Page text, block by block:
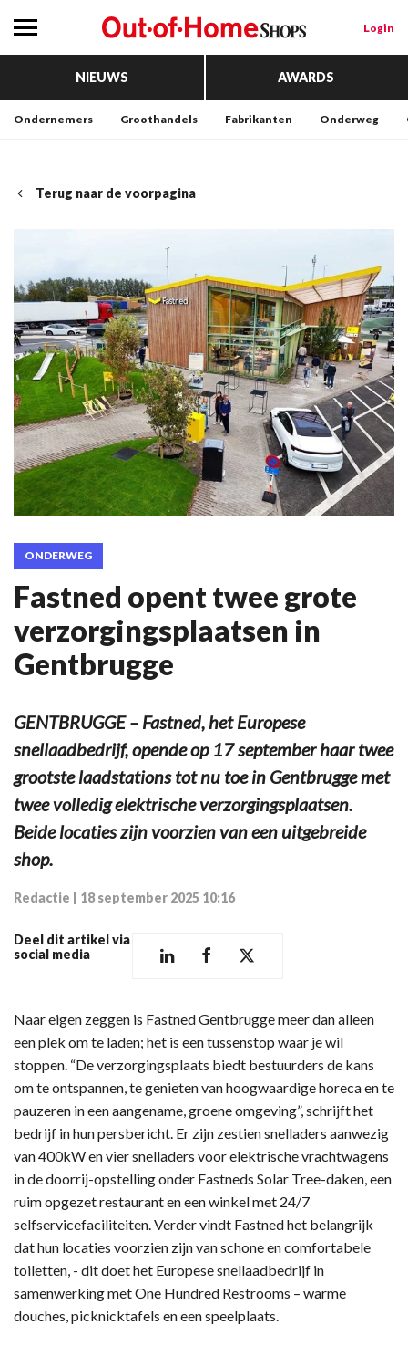
Login
NIEUWS AWARDS
Ondernemers Groothandels Fabrikanten Onderweg
Terug naar de voorpagina
ONDERWEG
Fastned opent twee grote
verzorgingsplaatsen in
Gentbrugge
GENTBRUGGE – Fastned, het Europese
snellaadbedrijf, opende op 17 september haar twee
grootste laadstations tot nu toe in Gentbrugge met
twee volledig elektrische verzorgingsplaatsen.
Beide locaties zijn voorzien van een uitgebreide
shop.
Redactie 18 september 2025 10:16
Deel dit artikel via
social media
Naar eigen zeggen is Fastned Gentbrugge meer dan alleen
een plek om te laden; het is een tussenstop waar je wil
stoppen. “De verzorgingsplaats biedt bestuurders de kans
om te ontspannen, te genieten van hoogwaardige horeca en te
pauzeren in een aangename, groene omgeving”, schrijft het
bedrijf in hun persbericht. Er zijn zestien snelladers aanwezig
van 400kW en vier snelladers voor elektrische vrachtwagens
in de doorrij-opstelling onder Fastneds Solar Tree-daken, een
ruim opgezet restaurant en een winkel met 24/7
selfservicefaciliteiten. Verder vindt Fastned het belangrijk
dat hun locaties voorzien zijn van schone en comfortabele
toiletten, - dit doet het Europese snellaadbedrijf in
samenwerking met One Hundred Restrooms – warme
douches, picknicktafels en een speelplaats.